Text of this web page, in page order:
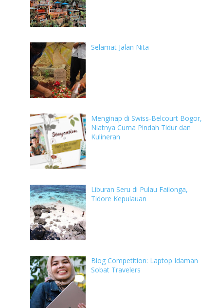
Selamat Jalan Nita
Menginap di Swiss-Belcourt Bogor,
Niatnya Cuma Pindah Tidur dan
Kulineran
Liburan Seru di Pulau Failonga,
Tidore Kepulauan
Blog Competition: Laptop Idaman
Sobat Travelers